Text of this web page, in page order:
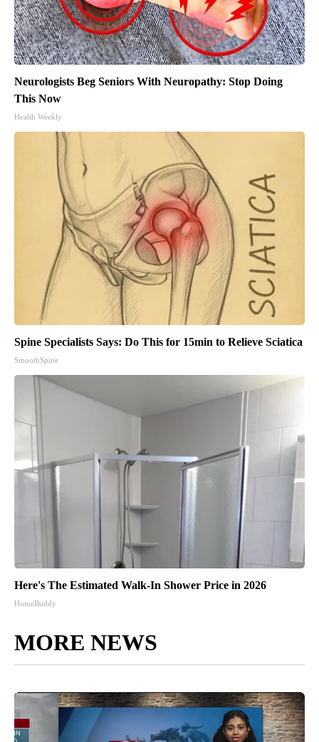
Neurologists Beg Seniors With Neuropathy: Stop Doing
This Now
Health Weekly
Spine Specialists Says: Do This for 15min to Relieve Sciatica
SmoothSpine
Here's The Estimated Walk-In Shower Price in 2026
HomeBuddy
MORE NEWS